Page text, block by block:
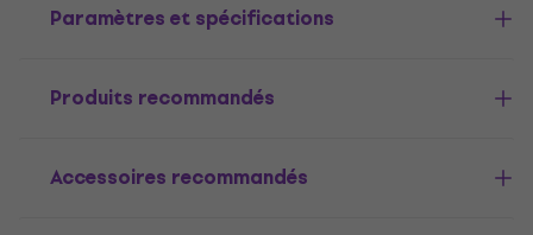
Paramètres et spécifications
Produits recommandés
Accessoires recommandés